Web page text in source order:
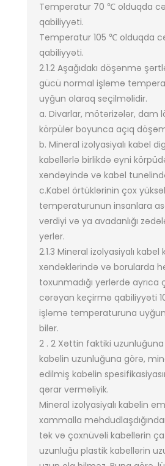
Temperatur 70 ℃ olduqda
qabiliyyəti.
Temperatur 105 ℃ olduqda
qabiliyyəti.
2.1.2 Aşağıdakı döşənmə
gücü normal işləmə
uyğun olaraq seçilməlidir.
a. Divarlar, mötərizələr, dam
körpülər boyunca açıq
b. Mineral izolyasiyalı kabel
kabellərlə birlikdə eyni
xəndəyində və kabel
c.Kabel örtüklərinin çox
temperaturunun insanlara
verdiyi və ya avadanlığı
yerlər.
2.1.3 Mineral izolyasiyalı
xəndəklərində və borularda
toxunmadığı yerlərdə ayrıca
cərəyan keçirmə qabiliyyəti
işləmə temperaturuna
bilər.
2 . 2 Xəttin faktiki uzunluğuna
kabelin uzunluğuna görə,
edilmiş kabelin
qərar verməliyik.
Mineral izolyasiyalı kabelin
xammalla
tək və çoxnüvəli kabellərin
uzunluğu plastik kabellərin